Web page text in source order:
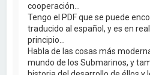
cooperación...
Tengo el PDF que se puede
traducido al español, y es en
principio...
Habla de las cosas más
mundo de los Submarinos, y